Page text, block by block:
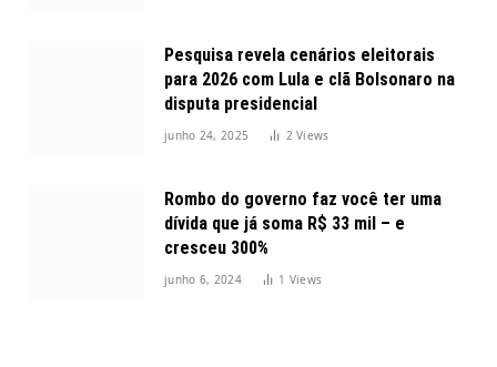
Pesquisa revela cenários eleitorais
para 2026 com Lula e clã Bolsonaro na
disputa presidencial
junho 24, 2025 2Views
Rombo do governo faz você ter uma
dívida que já soma R$ 33 mil – e
cresceu 300%
junho 6, 2024 1 Views